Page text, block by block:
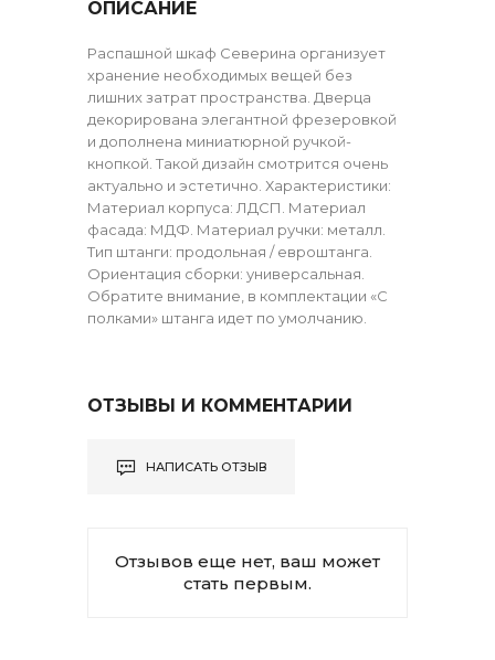
ОПИСАНИЕ
Распашной шкаф Северина организует
хранение необходимых вещей без
лишних затрат пространства. Дверца
декорирована элегантной фрезеровкой
и дополнена миниатюрной ручкой-
кнопкой. Такой дизайн смотрится очень
актуально и эстетично. Характеристики:
Материал корпуса: ЛДСП. Материал
фасада: МДФ. Материал ручки: металл.
Тип штанги: продольная / евроштанга.
Ориентация сборки: универсальная.
Обратите внимание, в комплектации «С
полками» штанга идет по умолчанию.
ОТЗЫВЫ И КОММЕНТАРИИ
НАПИСАТЬ ОТЗЫВ
Отзывов еще нет, ваш может
стать первым.